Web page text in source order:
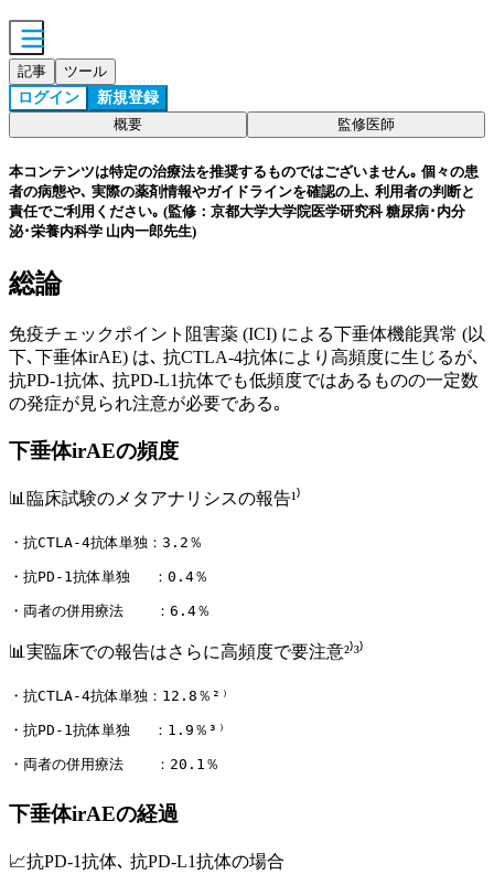
記事 ツール
ログイン 新規登録
概要 監修医師
本コンテンツは特定の治療法を推奨するものではございません｡ 個々の患
者の病態や､ 実際の薬剤情報やガイドラインを確認の上､ 利用者の判断と
責任でご利用ください｡ (監修：京都大学大学院医学研究科 糖尿病･内分
泌･栄養内科学 山内一郎先生)
総論
免疫チェックポイント阻害薬 (ICI) による下垂体機能異常 (以
下､下垂体irAE) は､ 抗CTLA-4抗体により高頻度に生じるが､
抗PD-1抗体､ 抗PD-L1抗体でも低頻度ではあるものの一定数
の発症が見られ注意が必要である｡
下垂体irAEの頻度
📊臨床試験のメタアナリシスの報告¹⁾
・抗CTLA-4抗体単独：3.2％
・抗PD-1抗体単独 　：0.4％
・両者の併用療法 　 ：6.4％
📊実臨床での報告はさらに高頻度で要注意²⁾³⁾
・抗CTLA-4抗体単独：12.8％²⁾
・抗PD-1抗体単独 　：1.9％³⁾
・両者の併用療法 　 ：20.1％
下垂体irAEの経過
📈抗PD-1抗体､ 抗PD-L1抗体の場合